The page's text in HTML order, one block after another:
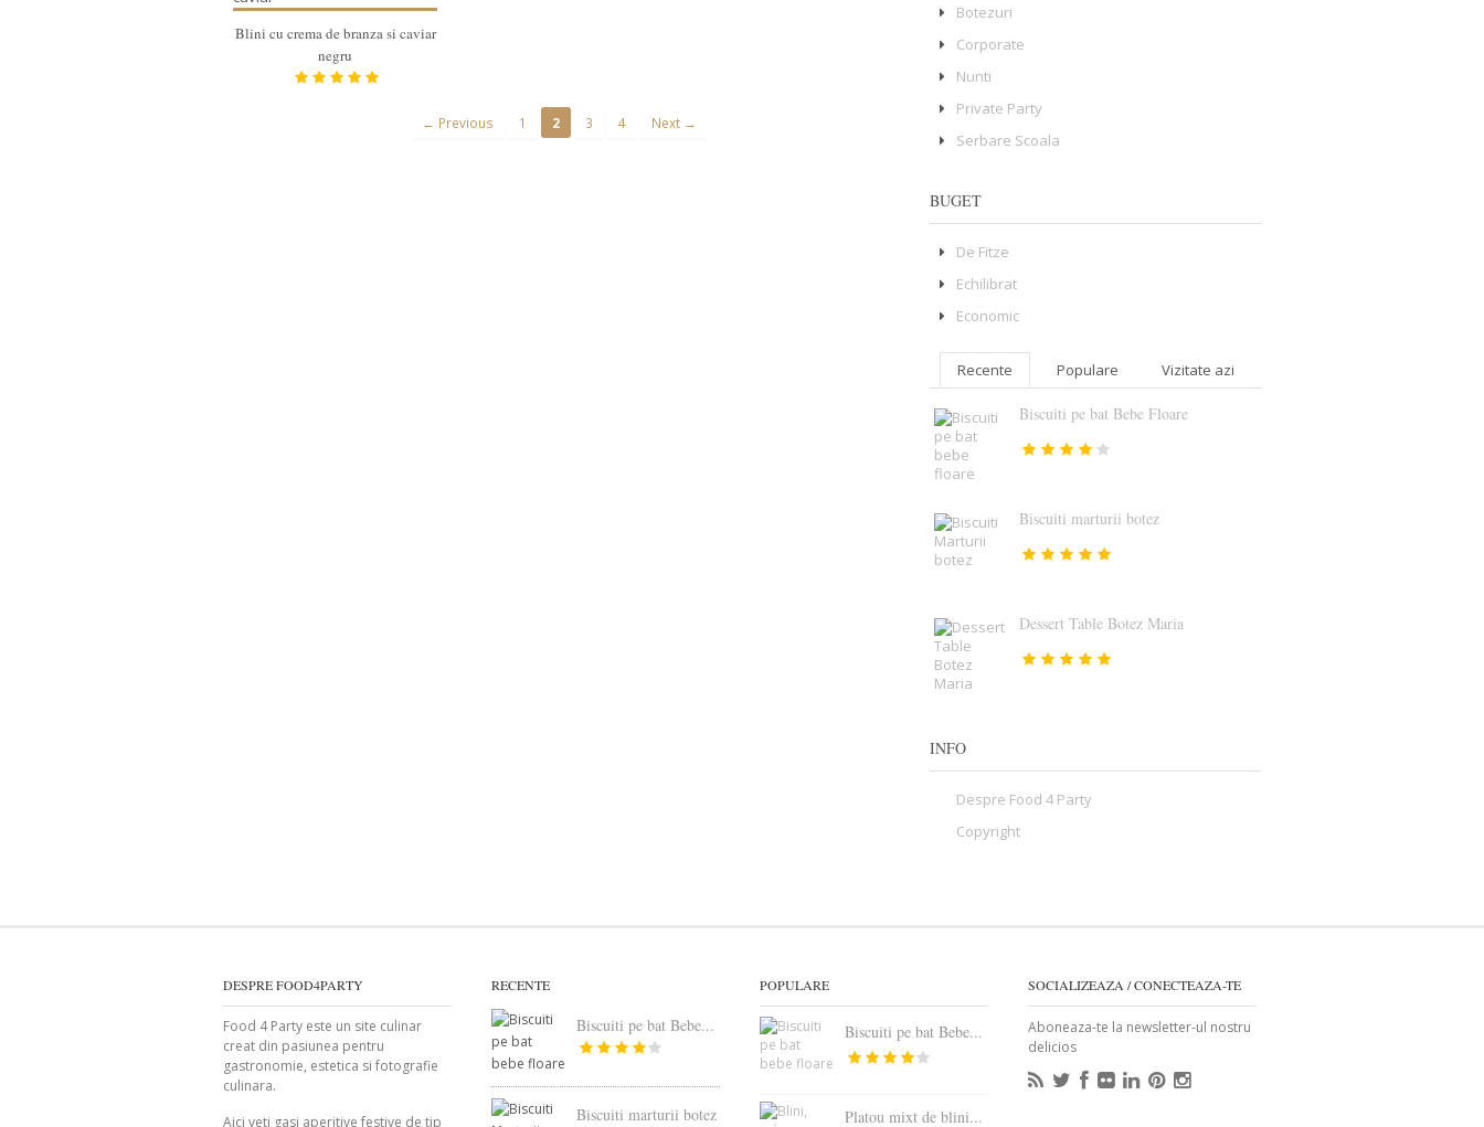
Blini cu crema de branza si caviar
negru
← Previous 1 2 3 4 Next →
Botezuri
Corporate
Nunti
Private Party
Serbare Scoala
BUGET
De Fitze
Echilibrat
Economic
Recente Populare Vizitate azi
Biscuiti pe bat Bebe Floare
Biscuiti marturii botez
Dessert Table Botez Maria
INFO
Despre Food 4 Party
Copyright
DESPRE FOOD4PARTY
Food 4 Party este un site culinar
creat din pasiunea pentru
gastronomie, estetica si fotografie
culinara.
Aici veti gasi aperitive festive de tip
RECENTE
Biscuiti pe bat Bebe...
Biscuiti marturii botez
POPULARE
Biscuiti pe bat Bebe...
Platou mixt de blini...
SOCIALIZEAZA / CONECTEAZA-TE
Aboneaza-te la newsletter-ul nostru
delicios